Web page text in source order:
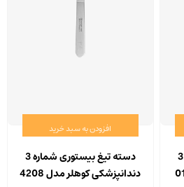
دسته تیغ بیستوری شماره 3
افزودن به سبد خرید
دسته تیغ بیستوری شماره 3
دندانپزشکی کوهلر مدل 4208